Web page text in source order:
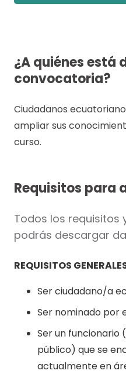
¿A quiénes está
convocatoria?
Ciudadanos
ampliar sus
curso.
Requisitos para
Todos los requisitos
podrás descargar
REQUISITOS
Ser ciudadano/a
Ser nominado por
Ser un
público) que se
actualmente en